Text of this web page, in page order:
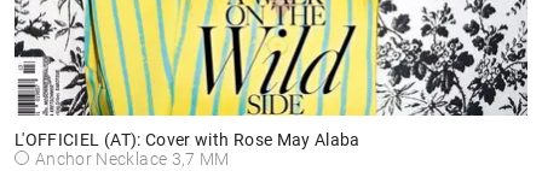
L'OFFICIEL (AT): Cover with Rose May Alaba
Anchor Necklace 3,7 MM